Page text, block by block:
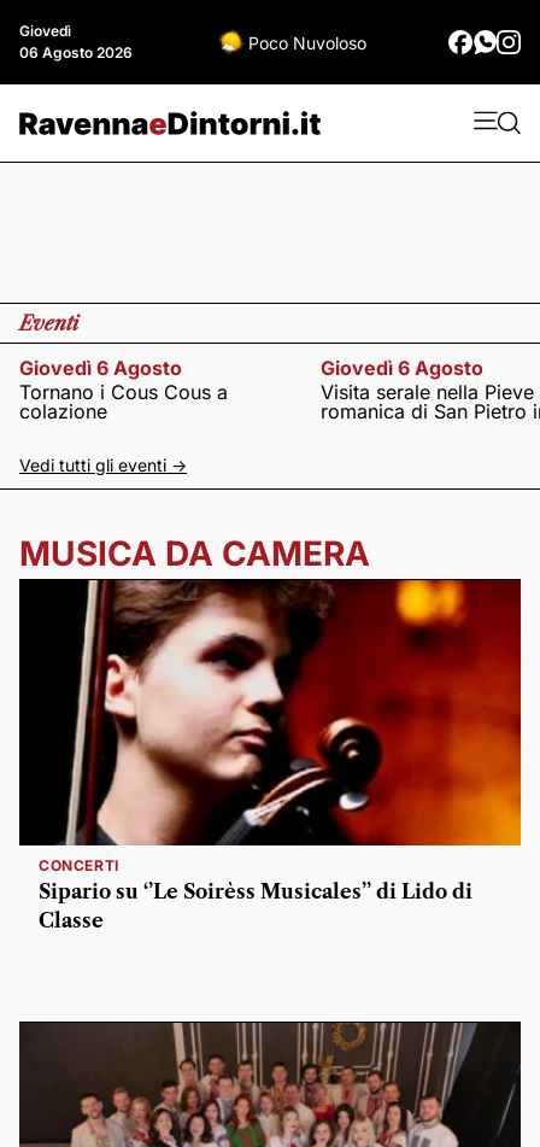
Giovedì
06 Agosto 2026
Poco Nuvoloso
Eventi
Giovedì 6 Agosto
Tornano i Cous Cous a
colazione
Giovedì 6 Agosto
Visita serale nella Pieve
romanica di San Pietro
Vedi tutti gli eventi ->
MUSICA DA CAMERA
CONCERTI
Sipario su ‘’Le Soirèss Musicales’’ di Lido di
Classe